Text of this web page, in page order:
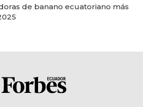
de banano ecuatoriano más